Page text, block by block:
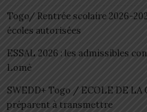
Togo/ Rentrée scolaire 2026-
écoles autorisées
ESSAL 2026 : les admissibles
Lomé
SWEDD+ Togo / ECOLE DE
préparent à transmettre